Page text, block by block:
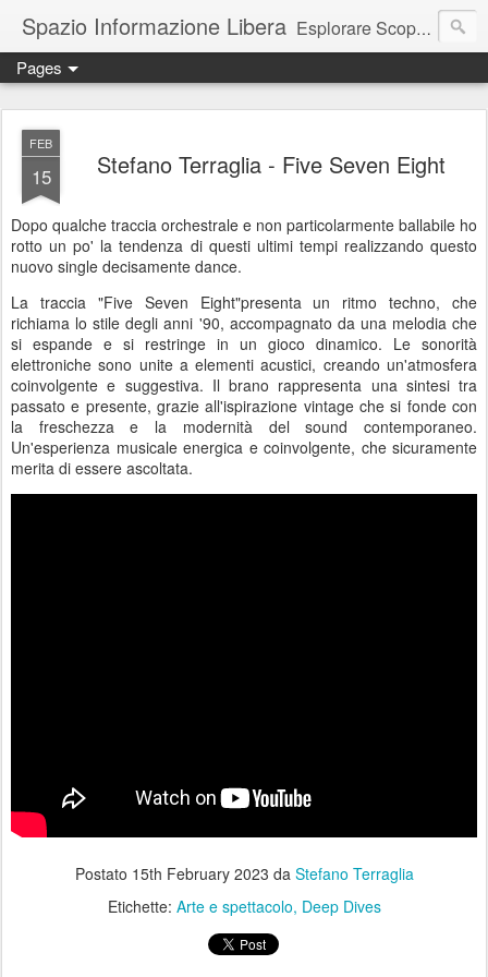
Spazio Informazione Libera Esplorare Scoprire Creare
Escursioni, viaggi, arte, tecnologia, attualità
Pages
FEB
15 Stefano Terraglia - Five Seven Eight
Dopo qualche traccia orchestrale e non particolarmente ballabile ho
rotto un po' la tendenza di questi ultimi tempi realizzando questo
nuovo single decisamente dance.
La traccia "Five Seven Eight"presenta un ritmo techno, che
richiama lo stile degli anni '90, accompagnato da una melodia che
si espande e si restringe in un gioco dinamico. Le sonorità
elettroniche sono unite a elementi acustici, creando un'atmosfera
coinvolgente e suggestiva. Il brano rappresenta una sintesi tra
passato e presente, grazie all'ispirazione vintage che si fonde con
la freschezza e la modernità del sound contemporaneo.
Un'esperienza musicale energica e coinvolgente, che sicuramente
merita di essere ascoltata.
Postato 15th February 2023 da Stefano Terraglia
Etichette: Arte e spettacolo Deep Dives